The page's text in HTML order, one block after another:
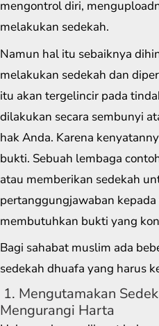
mengontrol diri,
melakukan sedekah.
Namun hal itu sebaiknya
melakukan sedekah dan
itu akan tergelincir pada
dilakukan secara sembunyi
hak Anda. Karena
bukti. Sebuah lembaga
atau memberikan sedekah
pertanggungjawaban
membutuhkan bukti yang
Bagi sahabat muslim ada
sedekah dhuafa yang harus
1. Mengutamakan
Mengurangi Harta